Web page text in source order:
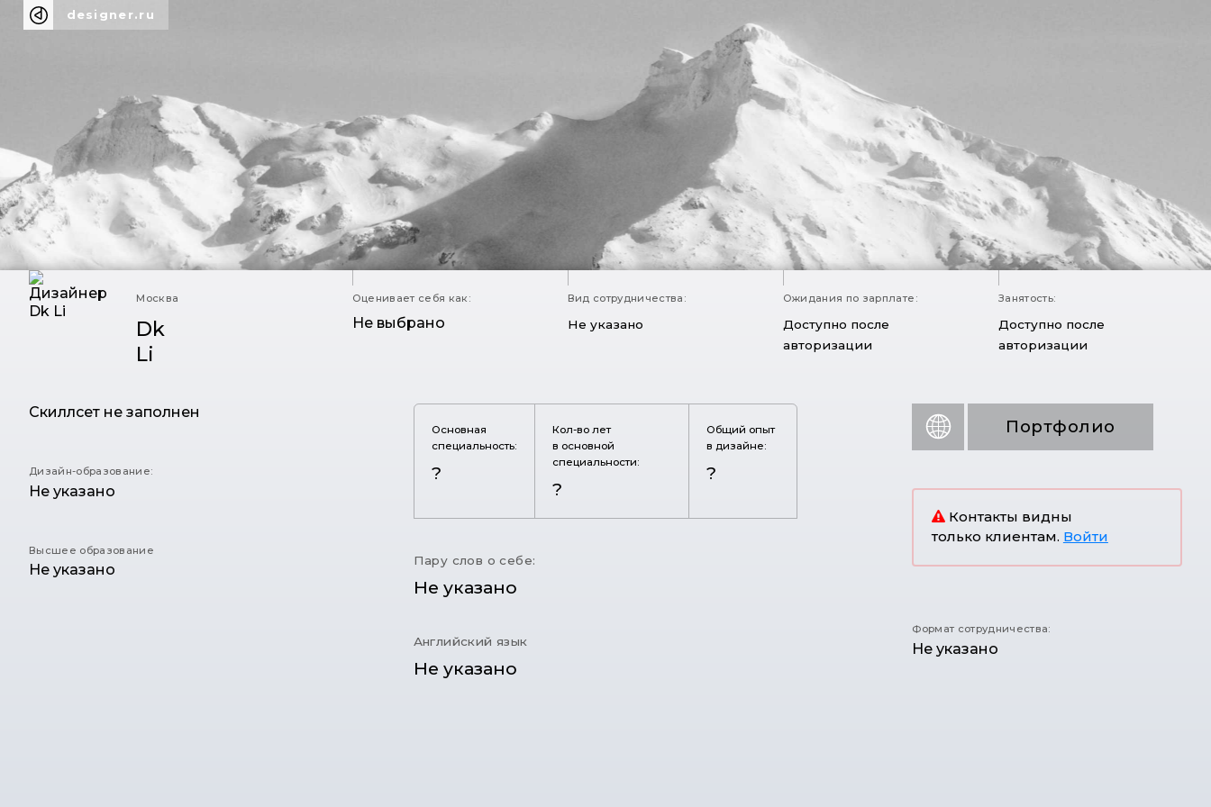
designer.ru
Москва
Dk
Li
Оценивает себя как:
Не выбрано
Вид сотрудничества:
Не указано
Ожидания по зарплате:
Доступно после
авторизации
Занятость:
Доступно после
авторизации
Скиллсет не заполнен
Дизайн-образование:
Не указано
Высшее образование
Не указано
Основная
специальность:
?
Кол-во лет
в основной
специальности:
?
Общий опыт
в дизайне:
?
Пару слов о себе:
Не указано
Английский язык
Не указано
Портфолио
Контакты видны
только клиентам. Войти
Формат сотрудничества:
Не указано